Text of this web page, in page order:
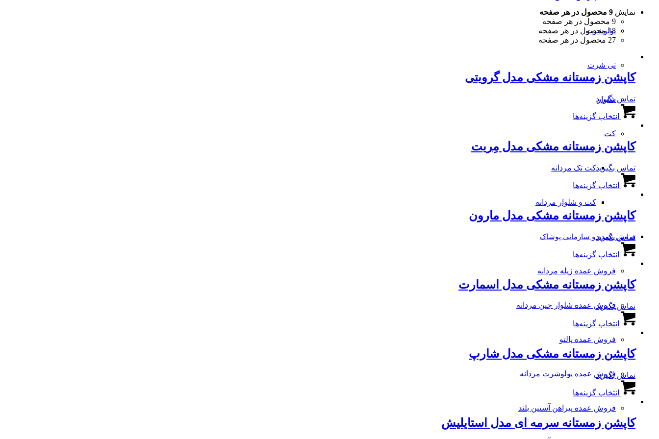
پولوشرت
تی شرت
شلوار
کت
کت تک مردانه
کت و شلوار مردانه
فروش عمده و سازمانی پوشاک
فروش عمده ژیله مردانه
فروش عمده شلوار جین مردانه
فروش عمده پالتو
فروش عمده پولوشرت مردانه
فروش عمده پیراهن آستین بلند
نمایش 9 محصول در هر صفحه
9 محصول در هر صفحه
18 محصول در هر صفحه
27 محصول در هر صفحه
کاپشن زمستانه مشکی مدل گرویتی
تماس بگیرید
انتخاب گزینه‌ها
مختلفی
می
باشد.
گزینه
ممکن
است
در
صفحه
انتخاب
کاپشن زمستانه مشکی مدل مِریت
تماس بگیرید
انتخاب گزینه‌ها
انواع
مختلفی
می
باشد.
گزینه
ممکن
است
در
صفحه
انتخاب
کاپشن زمستانه مشکی مدل مارون
تماس بگیرید
انتخاب گزینه‌ها
انواع
مختلفی
می
باشد.
گزینه
ممکن
است
در
صفحه
انتخاب
کاپشن زمستانه مشکی مدل اسمارت
تماس بگیرید
انتخاب گزینه‌ها
انواع
مختلفی
می
باشد.
گزینه
ممکن
است
در
صفحه
محصول
کاپشن زمستانه مشکی مدل شارپ
تماس بگیرید
انتخاب گزینه‌ها
دارای
انواع
مختلفی
می
کاپشن زمستانه سرمه ای مدل استایلیش